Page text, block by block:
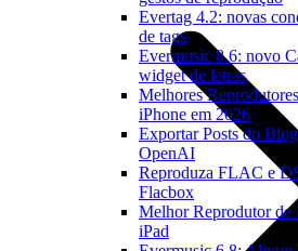
Evertag 4.2: novas
de tags
Evermusic 8.6: novo
widget de letras
Melhores
iPhone em 2026
Exportar Posts do
OpenAI
Reproduza FLAC e
Flacbox
Melhor Reprodutor de
iPad